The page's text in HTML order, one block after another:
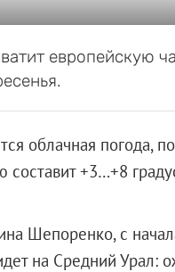
европейскую
облачная погода,
составит +3…+8
Шепоренко, с
на Средний Урал: